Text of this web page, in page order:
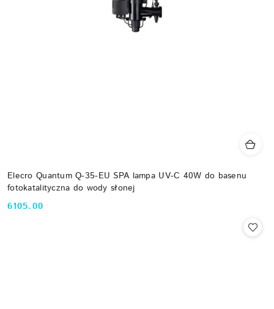
Elecro Quantum Q-35-EU SPA lampa UV-C 40W do basenu
fotokatalityczna do wody słonej
Cena:
6105.00